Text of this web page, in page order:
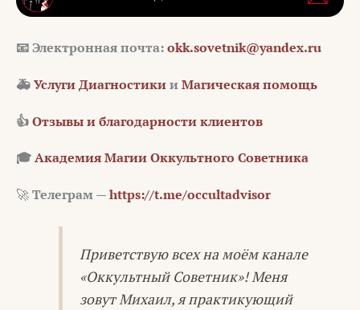
📧 Электронная почта:okk.sovetnik@yandex.ru
🚑Услуги ДиагностикииМагическая помощь
👍Отзывы и благодарности клиентов
🎓Академия Магии Оккультного Советника
🚀Телеграм —https://t.me/occultadvisor
Приветствую всех на моём канале
«Оккультный Советник»! Меня
зовут Михаил, я практикующий